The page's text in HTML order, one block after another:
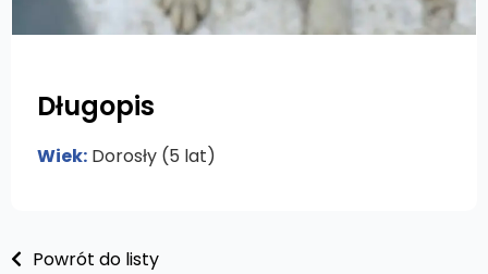
Długopis
Wiek: Dorosły (5 lat)
Powrót do listy